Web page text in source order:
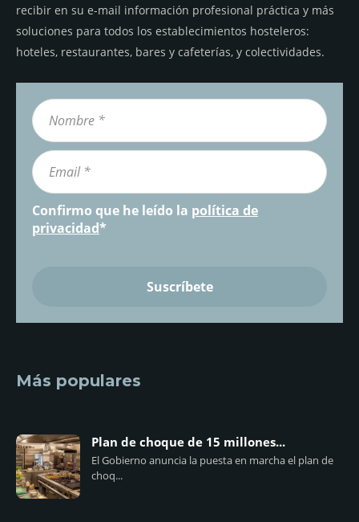
recibir en su e-mail información profesional práctica y más
soluciones para todos los establecimientos hosteleros:
hoteles, restaurantes, bares y cafeterías, y colectividades.
Confirmo que he leído la política de
privacidad*
Más populares
Plan de choque de 15 millones...
El Gobierno anuncia la puesta en marcha el plan de
choq...